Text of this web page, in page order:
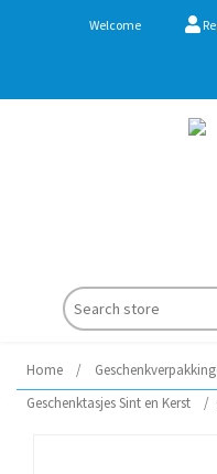
Welcome
Home /
Geschenktasjes Sint en Kerst
/